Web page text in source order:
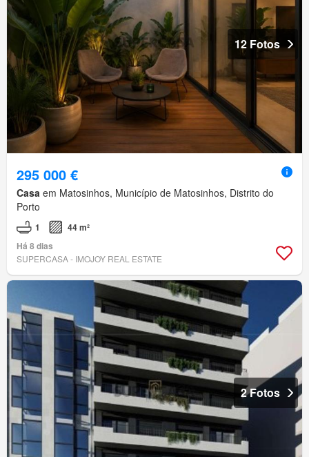
12 Fotos
295 000 €
Casa em Matosinhos, Município de Matosinhos, Distrito do
Porto
1
44 m²
Há 8 dias
SUPERCASA - IMOJOY REAL ESTATE
2 Fotos